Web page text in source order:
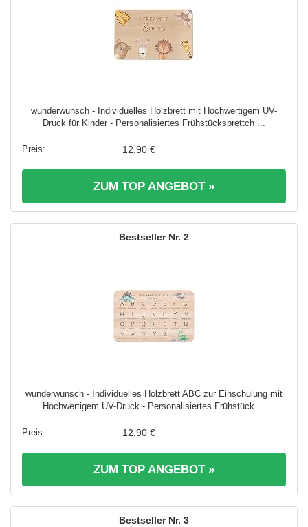
wunderwunsch - Individuelles Holzbrett mit Hochwertigem UV-
Druck für Kinder - Personalisiertes Frühstücksbrettch ...
12,90 €
ZUM TOP ANGEBOT »
2
wunderwunsch - Individuelles Holzbrett ABC zur Einschulung mit
Hochwertigem UV-Druck - Personalisiertes Frühstück ...
12,90 €
ZUM TOP ANGEBOT »
3